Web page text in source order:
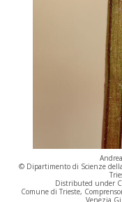
© Dipartimento di Scienze
Distributed under
Comune di Trieste,
Venezia